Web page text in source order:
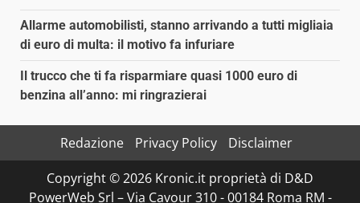
Allarme automobilisti, stanno arrivando a tutti migliaia
di euro di multa: il motivo fa infuriare
Il trucco che ti fa risparmiare quasi 1000 euro di
benzina all’anno: mi ringrazierai
Redazione Privacy Policy
Disclaimer
Copyright © 2026 Kronic.it proprietà di D&D
PowerWeb Srl – Via Cavour 310 - 00184 Roma RM -